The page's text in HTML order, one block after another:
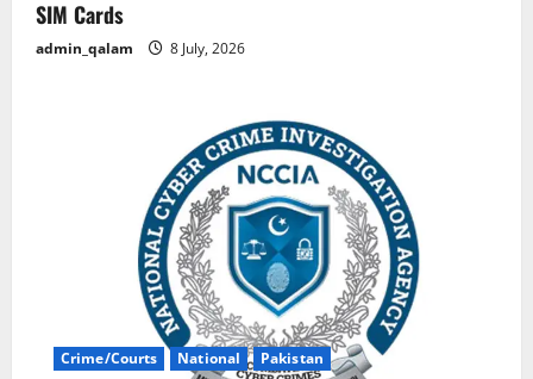
SIM Cards
admin_qalam 8 July, 2026
Crime/Courts National Pakistan